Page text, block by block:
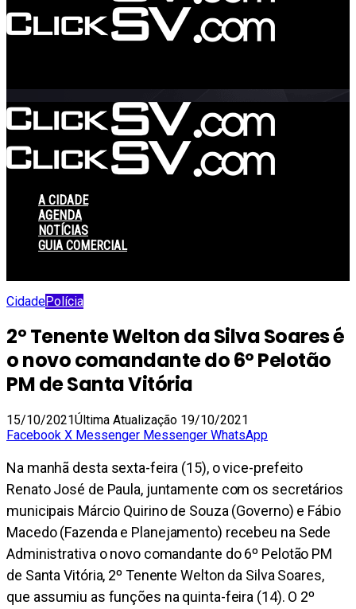
A CIDADE
AGENDA
NOTÍCIAS
GUIA COMERCIAL
CidadePolícia
2º Tenente Welton da Silva Soares é
o novo comandante do 6º Pelotão
PM de Santa Vitória
15/10/2021Última Atualização 19/10/2021
Facebook X Messenger Messenger WhatsApp
Na manhã desta sexta-feira (15), o vice-prefeito
Renato José de Paula, juntamente com os secretários
municipais Márcio Quirino de Souza (Governo) e Fábio
Macedo (Fazenda e Planejamento) recebeu na Sede
Administrativa o novo comandante do 6º Pelotão PM
de Santa Vitória, 2º Tenente Welton da Silva Soares,
que assumiu as funções na quinta-feira (14). O 2º